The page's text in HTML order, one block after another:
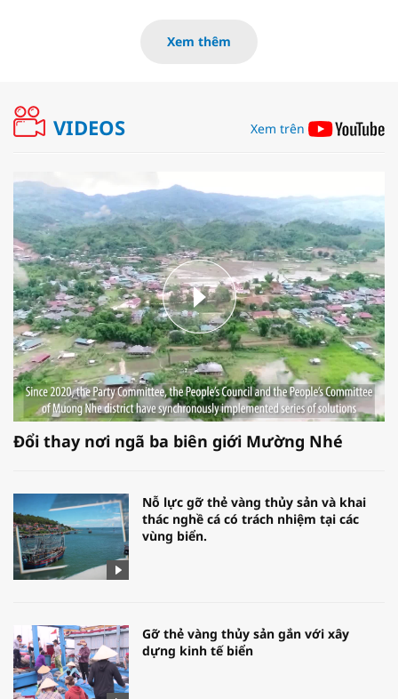
Xem thêm
VIDEOS Xem trên
Đổi thay nơi ngã ba biên giới Mường Nhé
Nỗ lực gỡ thẻ vàng thủy sản và khai
thác nghề cá có trách nhiệm tại các
vùng biển.
Gỡ thẻ vàng thủy sản gắn với xây
dựng kinh tế biển